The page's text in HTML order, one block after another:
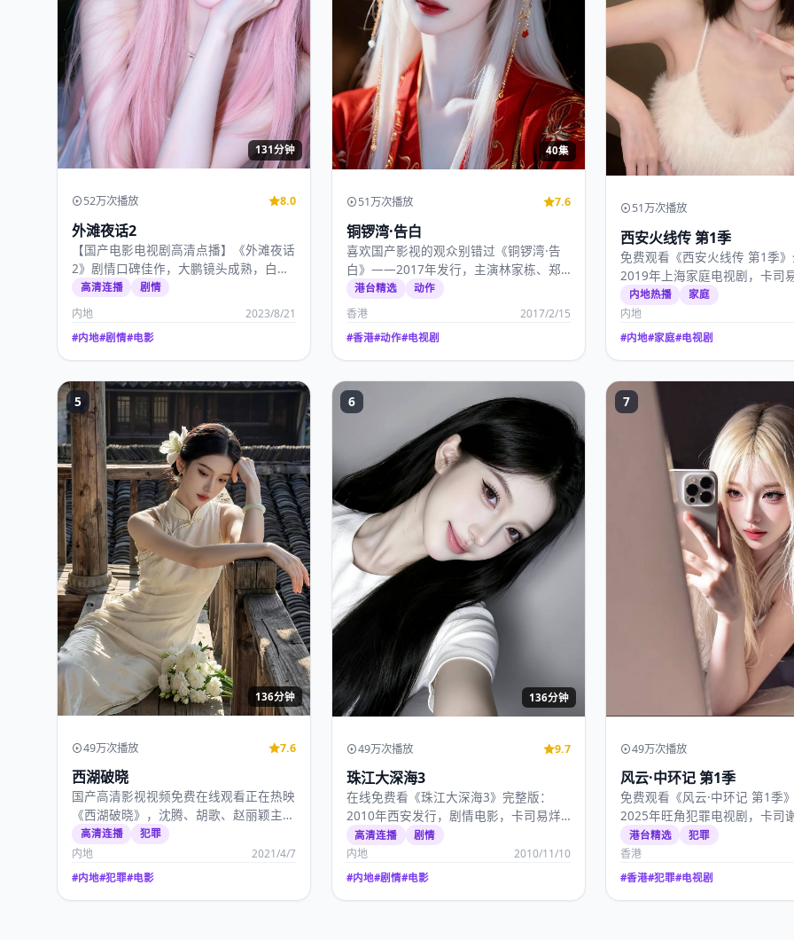
131分钟
52万次播放 8.0
外滩夜话2
【国产电影电视剧高清点播】《外滩夜话
2》剧情口碑佳作，大鹏镜头成熟，白百
何、李现演技扎实，2…
高清连播 剧情
内地 2023/8/21
#内地#剧情#电影
40集
51万次播放 7.6
铜锣湾·告白
喜欢国产影视的观众别错过《铜锣湾·告
白》——2017年发行，主演林家栋、郑
秀文，2017年2…
港台精选 动作
香港 2017/2/15
#香港#动作#电视剧
51万次播放
西安火线传 第1季
免费观看《西安火线传 第1季
2019年上海家庭电视剧，卡司
玺、王一博、刘昊然，…
内地热播 家庭
内地
#内地#家庭#电视剧
5
136分钟
49万次播放 7.6
西湖破晓
国产高清影视视频免费在线观看正在热映
《西湖破晓》，沈腾、胡歌、赵丽颖主
演，宁浩作品，2021…
高清连播 犯罪
内地 2021/4/7
#内地#犯罪#电影
6
136分钟
49万次播放 9.7
珠江大深海3
在线免费看《珠江大深海3》完整版：
2010年西安发行，剧情电影，卡司易烊
千玺、沈腾、肖战，2…
高清连播 剧情
内地 2010/11/10
#内地#剧情#电影
7
49万次播放
风云·中环记 第1季
免费观看《风云·中环记 第1季
2025年旺角犯罪电视剧，卡司
张曼玉、吴镇宇，…
港台精选 犯罪
香港
#香港#犯罪#电视剧